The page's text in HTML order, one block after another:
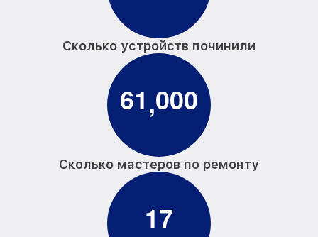
Сколько устройств починили
61,000
Сколько мастеров по ремонту
17